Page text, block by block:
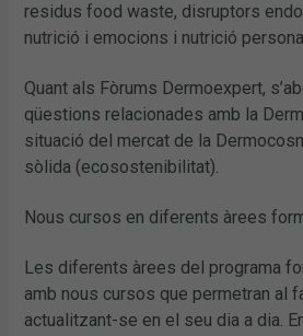
residus food waste, disruptors
nutrició i emocions i nutrició
Quant als Fòrums Dermoexpert,
qüestions relacionades amb la
situació del mercat de la
sòlida (ecosostenibilitat).
Nous cursos en diferents àrees
Les diferents àrees del programa
amb nous cursos que permetran al
actualitzant-se en el seu dia a dia.